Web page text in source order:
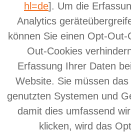
hl=de]. Um die
Analytics
können Sie einen Opt-
Out-Cookies
Erfassung Ihrer Daten
Website. Sie müssen
genutzten Systemen und
damit dies umfassend
klicken, wird das